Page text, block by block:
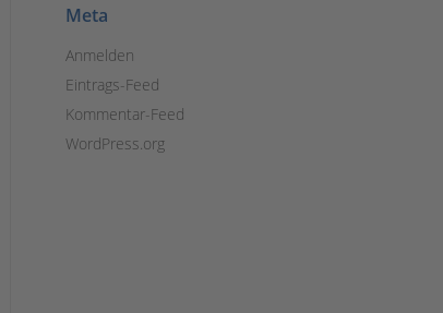
Meta
Anmelden
Eintrags-Feed
Kommentar-Feed
WordPress.org